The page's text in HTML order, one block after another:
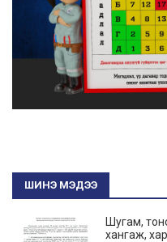
ШИНЭ МЭДЭЭ
Шугам,
хангаж,